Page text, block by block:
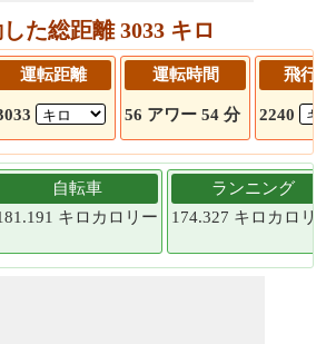
た総距離 3033 キロ
運転距離 運転時間
56 アワー 54 分
飛行
2240
自転車
キロカロリー
ランニング
174.327 キロカロリー